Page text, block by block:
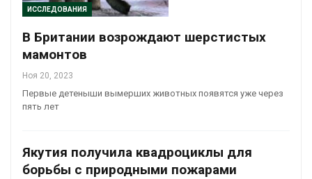
ИССЛЕДОВАНИЯ
В Британии возрождают шерстистых
мамонтов
Ноя 20, 2023
Первые детеныши вымерших животных появятся уже через
пять лет
Якутия получила квадроциклы для
борьбы с природными пожарами